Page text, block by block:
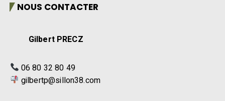
NOUS CONTACTER
Gilbert PRECZ
06 80 32 80 49
gilbertp@sillon38.com